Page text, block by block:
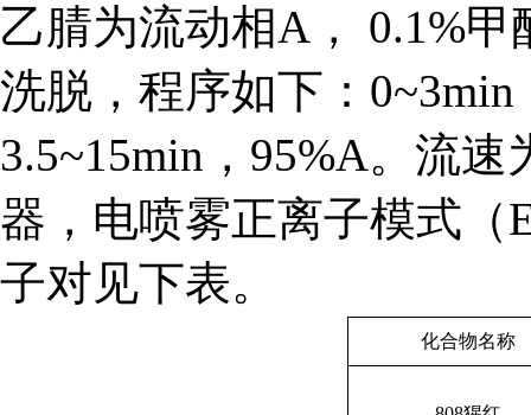
乙腈为流动相A， 0.1%
洗脱，程序如下：0~3min
3.5~15min，95%A。流
器，电喷雾正离子模式（
子对见下表。
化合物名称